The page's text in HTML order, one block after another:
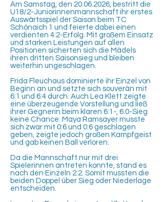
Am Samstag, den 20.06.2026, bestritt die
U18/2-Juniorinnenmannschaft ihr erstes
Auswärtsspiel der Saison beim TC
Schönaich 1 und feierte dabei einen
verdienten 4:2-Erfolg. Mit großem Einsatz
und starken Leistungen auf allen
Positionen sicherten sich die Mädels
ihren dritten Saisonsieg und bleiben
weiterhin ungeschlagen.
Frida Fleuchaus dominierte ihr Einzel von
Beginn an und setzte sich souverän mit
6:1 und 6:4 durch. Auch Lea Klett zeigte
eine überzeugende Vorstellung und ließ
ihrer Gegnerin beim klaren 6:1-, 6:0-Sieg
keine Chance. Maya Ramsayer musste
sich zwar mit 0:6 und 0:6 geschlagen
geben, zeigte jedoch großen Kampfgeist
und gab keinen Ball verloren.
Da die Mannschaft nur mit drei
Spielerinnen antreten konnte, stand es
nach den Einzeln 2:2. Somit mussten die
beiden Doppel über Sieg oder Niederlage
entscheiden.